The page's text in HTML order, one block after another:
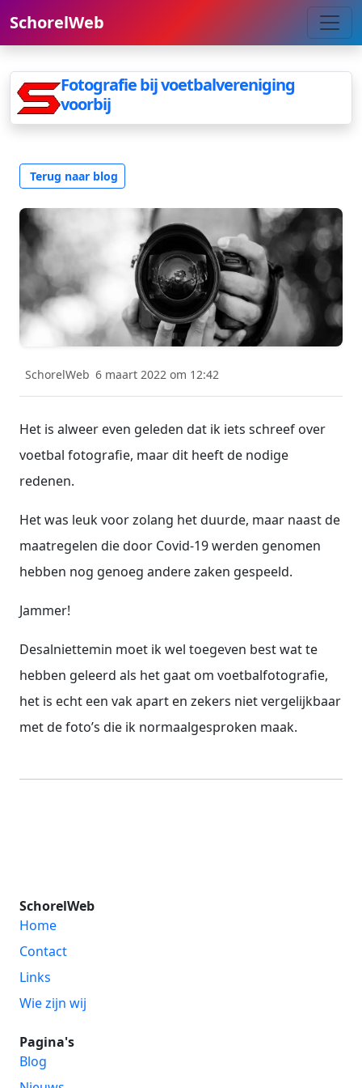
SchorelWeb
Fotografie bij voetbalvereniging
voorbij
Terug naar blog
SchorelWeb 6 maart 2022 om 12:42
Het is alweer even geleden dat ik iets schreef over
voetbal fotografie, maar dit heeft de nodige
redenen.
Het was leuk voor zolang het duurde, maar naast de
maatregelen die door Covid-19 werden genomen
hebben nog genoeg andere zaken gespeeld.
Jammer!
Desalniettemin moet ik wel toegeven best wat te
hebben geleerd als het gaat om voetbalfotografie,
het is echt een vak apart en zekers niet vergelijkbaar
met de foto’s die ik normaalgesproken maak.
SchorelWeb
Home
Contact
Links
Wie zijn wij
Pagina's
Blog